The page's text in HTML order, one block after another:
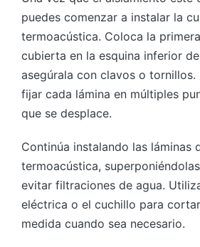
puedes comenzar a instalar la
termoacústica. Coloca la
cubierta en la esquina inferior
asegúrala con clavos o
fijar cada lámina en múltiples
que se desplace.
Continúa instalando las láminas
termoacústica,
evitar filtraciones de agua.
eléctrica o el cuchillo para
medida cuando sea necesario.